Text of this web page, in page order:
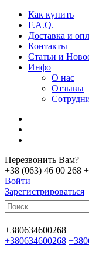
Как купить
F.A.Q.
Доставка и
Контакты
Статьи и
Инфо
О нас
Отзывы
Перезвонить Вам?
+38 (063) 46 00 268
Войти
Зарегистрироваться
+380634600268
+380634600268